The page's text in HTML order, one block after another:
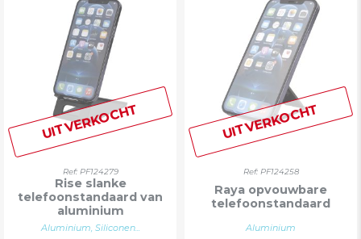
UITVERKOCHT
Ref: PF124279
Rise slanke
telefoonstandaard van
aluminium
Aluminium, Siliconen...
UITVERKOCHT
Ref: PF124258
Raya opvouwbare
telefoonstandaard
Aluminium